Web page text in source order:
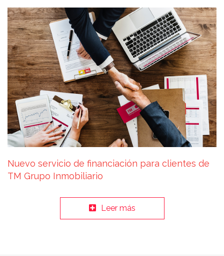
Nuevo servicio de financiación para clientes de
TM Grupo Inmobiliario
Leer más